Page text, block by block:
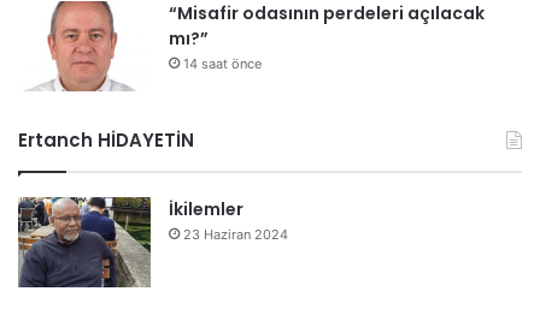
“Misafir odasının perdeleri açılacak
mı?”
14 saat önce
Ertanch HİDAYETİN
İkilemler
23 Haziran 2024